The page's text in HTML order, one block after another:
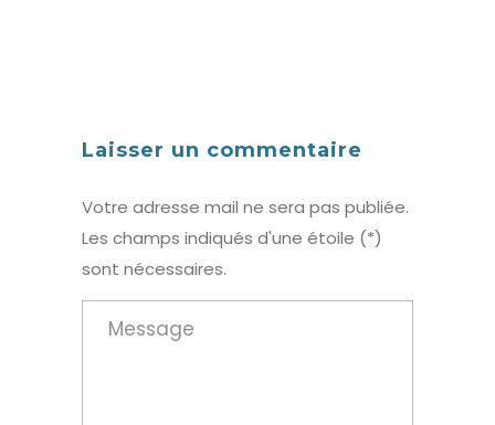
Laisser un commentaire
Votre adresse mail ne sera pas publiée.
Les champs indiqués d'une étoile (*)
sont nécessaires.